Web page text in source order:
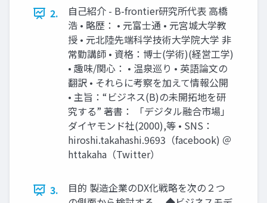
2.
自己紹介 - B-frontier研究所代表 高橋
浩 • 略歴： • 元富士通 • 元宮城大学教
授 • 元北陸先端科学技術大学院大学 非
常勤講師 • 資格：博士(学術)(経営工学)
• 趣味/関心： • 温泉巡り • 英語論文の
翻訳 • それらに考察を加えて情報公開
• 主旨：“ビジネス(B)の未開拓地を研
究する” 著書： 「デジタル融合市場」
ダイヤモンド社(2000),等 • SNS：
hiroshi.takahashi.9693（facebook) ＠
httakaha（Twitter）
3.
目的 製造企業のDX化戦略を次の２つ